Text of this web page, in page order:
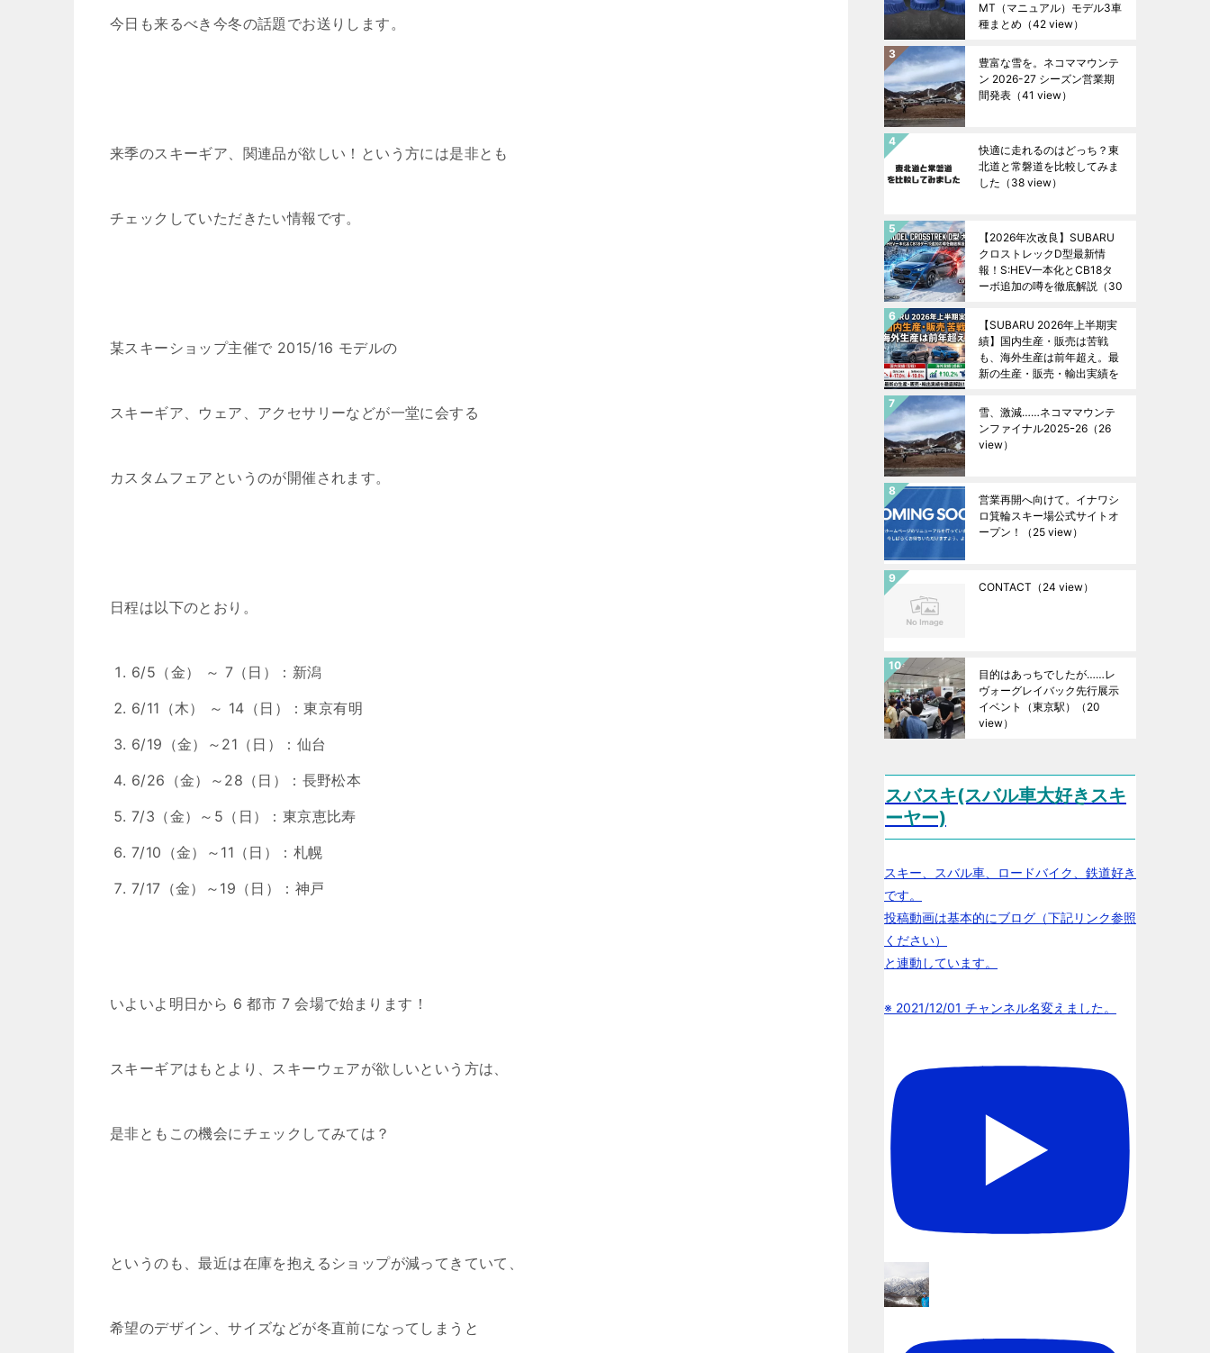
今日も来るべき今冬の話題でお送りします。
来季のスキーギア、関連品が欲しい！という方には是非とも
チェックしていただきたい情報です。
某スキーショップ主催で 2015/16 モデルの
スキーギア、ウェア、アクセサリーなどが一堂に会する
カスタムフェアというのが開催されます。
日程は以下のとおり。
6/5（金） ～ 7（日）：新潟
6/11（木） ～ 14（日）：東京有明
6/19（金）～21（日）：仙台
6/26（金）～28（日）：長野松本
7/3（金）～5（日）：東京恵比寿
7/10（金）～11（日）：札幌
7/17（金）～19（日）：神戸
いよいよ明日から 6 都市 7 会場で始まります！
スキーギアはもとより、スキーウェアが欲しいという方は、
是非ともこの機会にチェックしてみては？
というのも、最近は在庫を抱えるショップが減ってきていて、
希望のデザイン、サイズなどが冬直前になってしまうと
MT（マニュアル）モデル3車
種まとめ （42 view）
豊富な雪を。ネコママウンテ
ン 2026-27 シーズン営業期
間発表 （41 view）
快適に走れるのはどっち？東
北道と常磐道を比較してみま
した （38 view）
【2026年次改良】SUBARU
クロストレックD型最新情
報！S:HEV一本化とCB18タ
ーボ追加の噂を徹底解説 （30
【SUBARU 2026年上半期実
績】国内生産・販売は苦戦
も、海外生産は前年超え。最
新の生産・販売・輸出実績を
雪、激減……ネコママウンテ
ンファイナル2025ｰ26 （26
view）
営業再開へ向けて。イナワシ
ロ箕輪スキー場公式サイトオ
ープン！
（25 view）
CONTACT （24 view）
目的はあっちでしたが……レ
ヴォーグレイバック先行展示
イベント（東京駅）
（20
view）
スバスキ(スバル車大好きスキ
ーヤー)
スキー、スバル車、ロードバイク、鉄道好き
です。
投稿動画は基本的にブログ（下記リンク参照
ください）
と連動しています。
※ 2021/12/01 チャンネル名変えました。